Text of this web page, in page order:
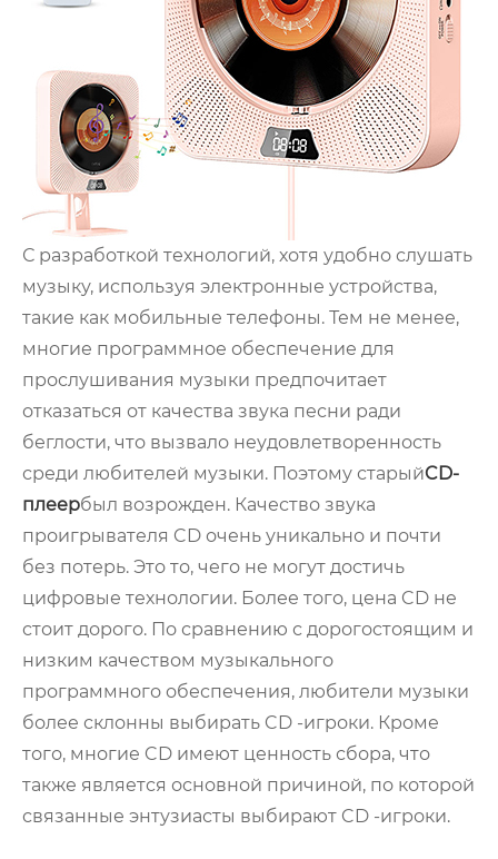
С разработкой технологий, хотя удобно слушать
музыку, используя электронные устройства,
такие как мобильные телефоны. Тем не менее,
многие программное обеспечение для
прослушивания музыки предпочитает
отказаться от качества звука песни ради
беглости, что вызвало неудовлетворенность
среди любителей музыки. Поэтому старыйCD-
плеербыл возрожден. Качество звука
проигрывателя CD очень уникально и почти
без потерь. Это то, чего не могут достичь
цифровые технологии. Более того, цена CD не
стоит дорого. По сравнению с дорогостоящим и
низким качеством музыкального
программного обеспечения, любители музыки
более склонны выбирать CD -игроки. Кроме
того, многие CD имеют ценность сбора, что
также является основной причиной, по которой
связанные энтузиасты выбирают CD -игроки.